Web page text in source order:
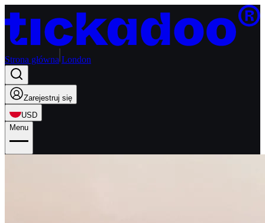
Strona główna London
Zarejestruj się
USD
Menu